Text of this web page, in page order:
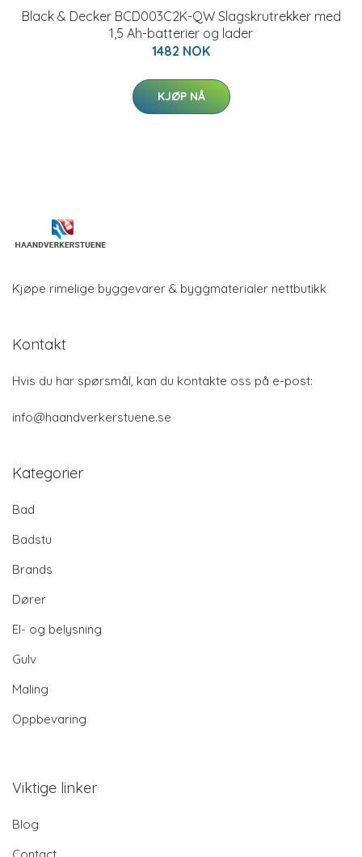
Black & Decker BCD003C2K-QW Slagskrutrekker med
1,5 Ah-batterier og lader
1482 NOK
KJØP NÅ
Kjøpe rimelige byggevarer & byggmaterialer nettbutikk
Kontakt
Hvis du har spørsmål, kan du kontakte oss på e-post:
info@haandverkerstuene.se
Kategorier
Bad
Badstu
Brands
Dører
El- og belysning
Gulv
Maling
Oppbevaring
Viktige linker
Blog